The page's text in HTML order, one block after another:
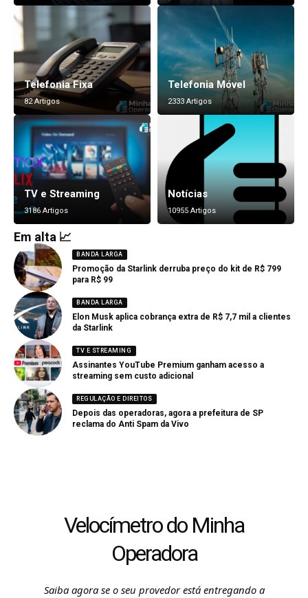
Telefonia Fixa
82 Artigos
Telefonia Móvel
2333 Artigos
TV e Streaming
3186 Artigos
Notícias
10955 Artigos
Em alta 📈
BANDA LARGA
Promoção da Starlink derruba preço do kit de R$ 799
para R$ 99
BANDA LARGA
Elon Musk aplica cobrança extra de R$ 7,7 mil a clientes
da Starlink
TV E STREAMING
Assinantes YouTube Premium ganham acesso a
streaming sem custo adicional
REGULAÇÃO E DIREITOS
Depois das operadoras, agora a prefeitura de SP
reclama do Anti Spam da Vivo
Velocímetro do Minha
Operadora
Saiba agora se o seu provedor está entregando a